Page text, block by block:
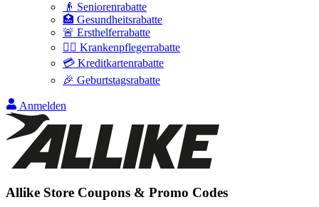
👴 Seniorenrabatte
🏥 Gesundheitsrabatte
🚨 Ersthelferrabatte
👩‍⚕️ Krankenpflegerrabatte
💳 Kreditkartenrabatte
🎉 Geburtstagsrabatte
Anmelden
Allike Store Coupons & Promo Codes